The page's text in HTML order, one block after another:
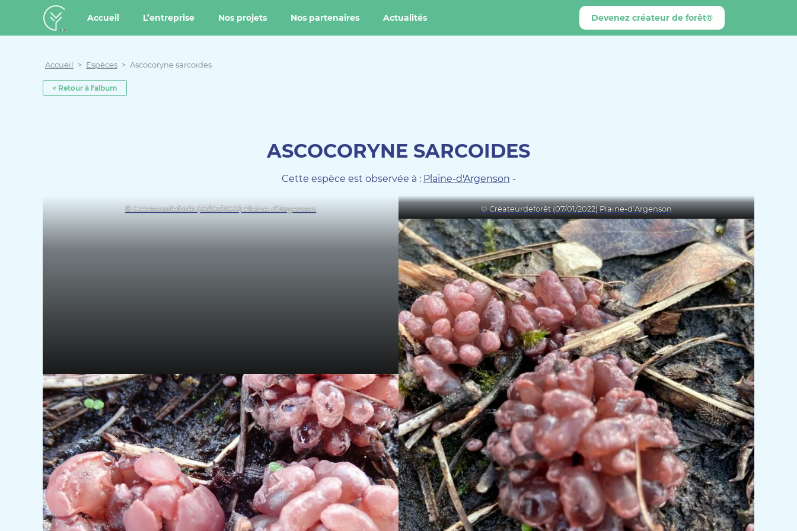
Créateur de forêt
Accueil L’entreprise Nos projets Nos partenaires Actualités Devenez créateur de forêt®
Accueil > Espèces > Ascocoryne sarcoides
< Retour à l'album
ASCOCORYNE SARCOIDES
Cette espèce est observée à : Plaine-d'Argenson -
© Créateurdeforêt (25/03/2022) Plaine-d’Argenson © Créateurdeforêt (07/01/2022) Plaine-d’Argenson